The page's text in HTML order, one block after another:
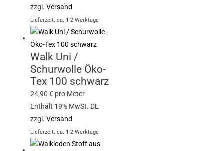
zzgl.Versand
Lieferzeit: ca. 1-2 Werktage
Walk Uni /
Schurwolle Öko-
Tex 100 schwarz
24,90€ pro Meter
Enthält 19% MwSt. DE
zzgl.Versand
Lieferzeit: ca. 1-2 Werktage